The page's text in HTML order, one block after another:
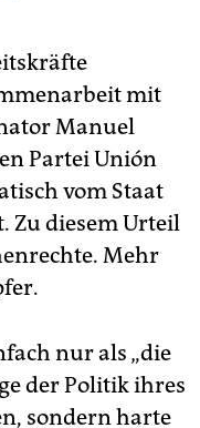
mit
Manuel
Partei Unión
vom Staat
Zu diesem Urteil
Mehr
nur als „die
der Politik ihres
sondern harte